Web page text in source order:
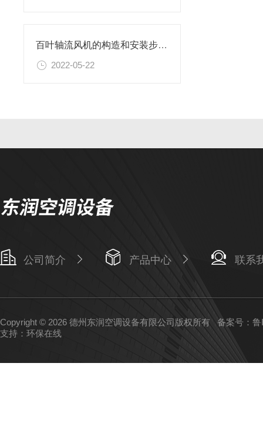
百叶轴流风机的构造和安装步骤介绍
2022-05-22
公司简介 产品中心 联系
Copyright © 2026 德州东润空调设备有限公司版权所有备案号：
支持： 环保在线